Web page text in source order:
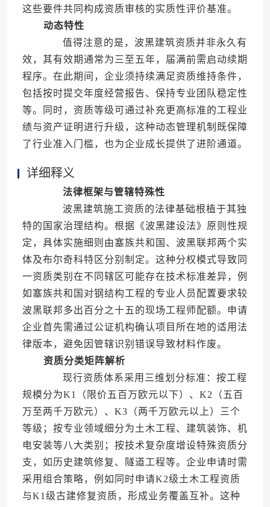
这些要件共同构成资质审核的实质性评价基准。
动态特性
值得注意的是，波黑建筑资质并非永久有
效，其有效期通常为三至五年，届满前需启动续期
程序。在此期间，企业须持续满足资质维持条件，
包括按时提交年度经营报告、保持专业团队稳定性
等。同时，资质等级可通过补充更高标准的工程业
绩与资产证明进行升级，这种动态管理机制既保障
了行业准入门槛，也为企业成长提供了进阶通道。
详细释义
法律框架与管辖特殊性
波黑建筑施工资质的法律基础根植于其独
特的国家治理结构。根据《波黑建设法》原则性规
定，具体实施细则由塞族共和国、波黑联邦两个实
体及布尔奇科特区分别制定。这种分权模式导致同
一资质类别在不同辖区可能存在技术标准差异，例
如塞族共和国对钢结构工程的专业人员配置要求较
波黑联邦多出百分之十五的现场工程师配额。申请
企业首先需通过公证机构确认项目所在地的适用法
律版本，避免因管辖识别错误导致材料作废。
资质分类矩阵解析
现行资质体系采用三维划分标准：按工程
规模分为K1（限价五百万欧元以下）、K2（五百
万至两千万欧元）、K3（两千万欧元以上）三个
等级；按专业领域细分为土木工程、建筑装饰、机
电安装等八大类别；按技术复杂度增设特殊资质分
支，如历史建筑修复、隧道工程等。企业申请时需
采用组合策略，例如同时申请K2级土木工程资质
与K1级古建修复资质，形成业务覆盖互补。这种